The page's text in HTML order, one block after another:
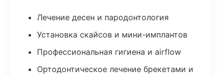
Лечение десен и пародонтология
Установка скайсов и мини-имплантов
Профессиональная гигиена и airflow
Ортодонтическое лечение брекетами и